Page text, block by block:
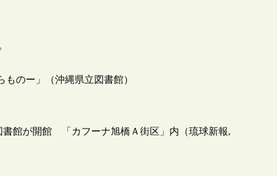
のー」（沖縄県立図書館）
館が開館 「カフーナ旭橋Ａ街区」内（琉球新報,